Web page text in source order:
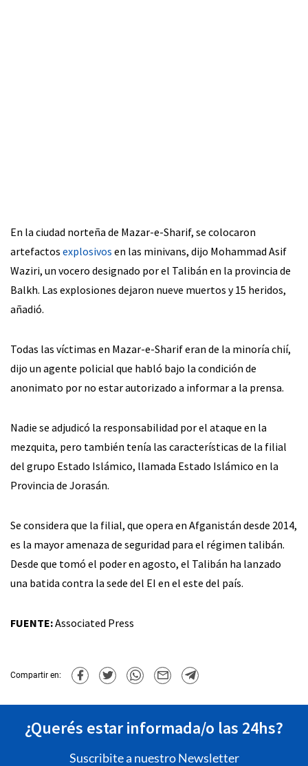
En la ciudad norteña de Mazar-e-Sharif, se colocaron
artefactos explosivos en las minivans, dijo Mohammad Asif
Waziri, un vocero designado por el Talibán en la provincia de
Balkh. Las explosiones dejaron nueve muertos y 15 heridos,
añadió.
Todas las víctimas en Mazar-e-Sharif eran de la minoría chií,
dijo un agente policial que habló bajo la condición de
anonimato por no estar autorizado a informar a la prensa.
Nadie se adjudicó la responsabilidad por el ataque en la
mezquita, pero también tenía las características de la filial
del grupo Estado Islámico, llamada Estado Islámico en la
Provincia de Jorasán.
Se considera que la filial, que opera en Afganistán desde 2014,
es la mayor amenaza de seguridad para el régimen talibán.
Desde que tomó el poder en agosto, el Talibán ha lanzado
una batida contra la sede del EI en el este del país.
FUENTE:Associated Press
Compartir en:
¿Querés estar informada/o las 24hs?
Suscribite a nuestro Newsletter